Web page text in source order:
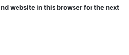
website in this browser for the next